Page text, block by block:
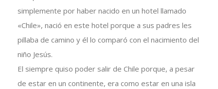
simplemente por haber nacido en un hotel llamado
«Chile», nació en este hotel porque a sus padres les
pillaba de camino y él lo comparó con el nacimiento del
niño Jesús.
El siempre quiso poder salir de Chile porque, a pesar
de estar en un continente, era como estar en una isla